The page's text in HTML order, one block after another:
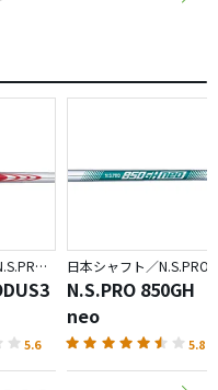
日本シャフト／N.S.PRO MODUS3
5.6
日本シャフト／N.S.PRO
N.S.PRO 850GH
neo
5.8